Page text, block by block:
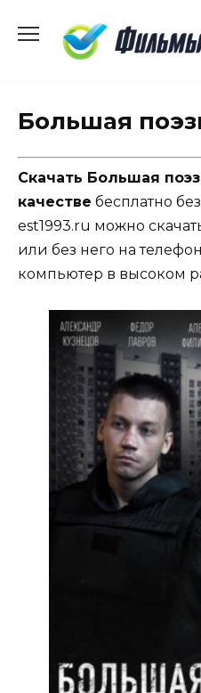
содержанию
Большая
Скачать Большая
качестве бесплатно
est1993.ru можно
или без него на
компьютер в высоком